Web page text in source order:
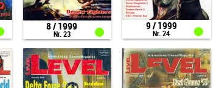
8 / 1999
Nr. 23
9 / 1999
Nr. 24